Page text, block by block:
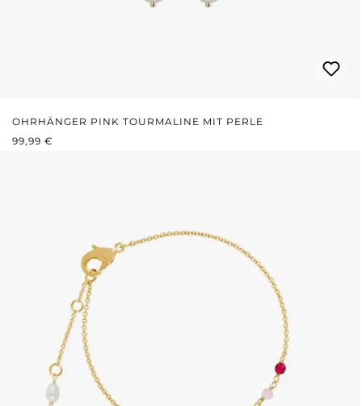
OHRHÄNGER PINK TOURMALINE MIT PERLE
REGULÄRER PREIS:
99,99 €